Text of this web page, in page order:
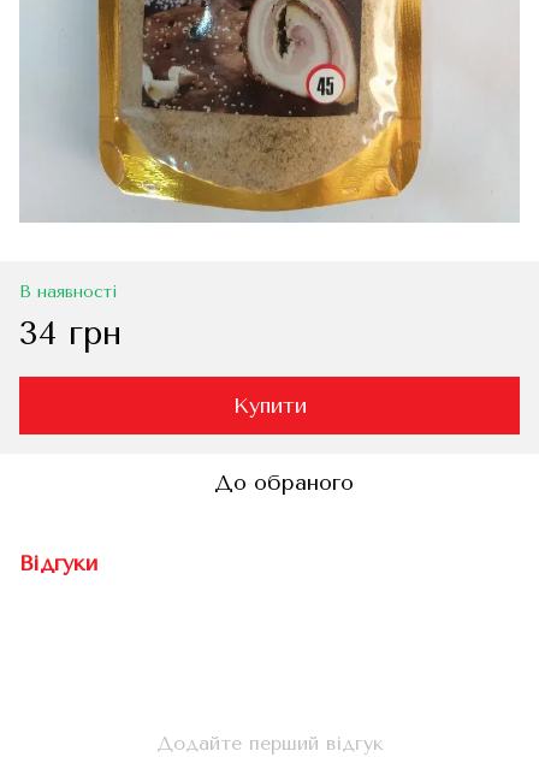
В наявності
34 грн
Купити
До обраного
Відгуки
Додайте перший відгук